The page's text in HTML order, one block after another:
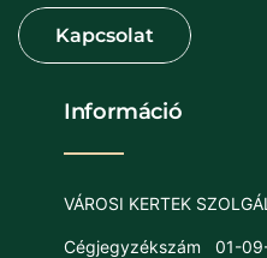
Információ
VÁROSI KERTEK
Cégjegyzékszám
01-